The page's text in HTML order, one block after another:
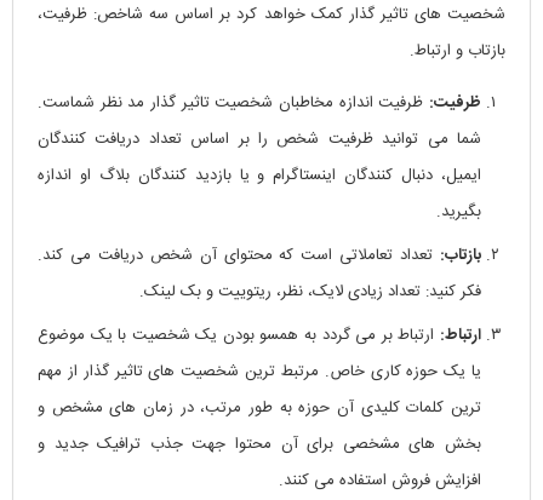
شخصیت های تاثیر گذار کمک خواهد کرد بر اساس سه شاخص: ظرفیت،
بازتاب و ارتباط.
ظرفیت: ظرفیت اندازه مخاطبان شخصیت تاثیر گذار مد نظر شماست.
شما می توانید ظرفیت شخص را بر اساس تعداد دریافت کنندگان
ایمیل، دنبال کنندگان اینستاگرام و یا بازدید کنندگان بلاگ او اندازه
بگیرید.
بازتاب: تعداد تعاملاتی است که محتوای آن شخص دریافت می کند.
فکر کنید: تعداد زیادی لایک، نظر، ریتوییت و بک لینک.
ارتباط: ارتباط بر می گردد به همسو بودن یک شخصیت با یک موضوع
یا یک حوزه کاری خاص. مرتبط ترین شخصیت های تاثیر گذار از مهم
ترین کلمات کلیدی آن حوزه به طور مرتب، در زمان های مشخص و
بخش های مشخصی برای آن محتوا جهت جذب ترافیک جدید و
افزایش فروش استفاده می کنند.